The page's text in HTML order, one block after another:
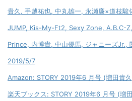
貴久, 手越祐也, 中丸雄一, 永瀬廉×道枝
JUMP, Kis-My-Ft2, Sexy Zone, A.B.C-Z,
Prince, 内博貴, 中山優馬, ジャニーズ
2019/5/7
Amazon: STORY 2019年6 月号 (増田
楽天ブックス: STORY 2019年6 月号 (